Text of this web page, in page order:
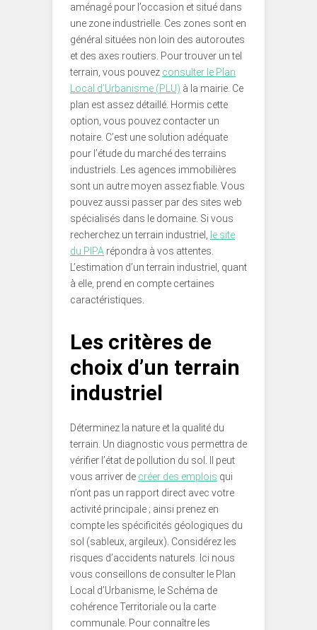
aménagé pour l’occasion et situé dans
une zone industrielle. Ces zones sont en
général situées non loin des autoroutes
et des axes routiers. Pour trouver un tel
terrain, vous pouvez consulter le Plan
Local d’Urbanisme (PLU) à la mairie. Ce
plan est assez détaillé. Hormis cette
option, vous pouvez contacter un
notaire. C’est une solution adéquate
pour l’étude du marché des terrains
industriels. Les agences immobilières
sont un autre moyen assez fiable. Vous
pouvez aussi passer par des sites web
spécialisés dans le domaine. Si vous
recherchez un terrain industriel,
le site
du PIPA répondra à vos attentes.
L’estimation d’un terrain industriel, quant
à elle, prend en compte certaines
caractéristiques.
Les critères de
choix d’un terrain
industriel
Déterminez la nature et la qualité du
terrain. Un diagnostic vous permettra de
vérifier l’état de pollution du sol. Il peut
vous arriver de créer des emplois qui
n’ont pas un rapport direct avec votre
activité principale ; ainsi prenez en
compte les spécificités géologiques du
sol (sableux, argileux). Considérez les
risques d’accidents naturels. Ici nous
vous conseillons de consulter le Plan
Local d’Urbanisme, le Schéma de
cohérence Territoriale ou la carte
communale. Pour connaître les